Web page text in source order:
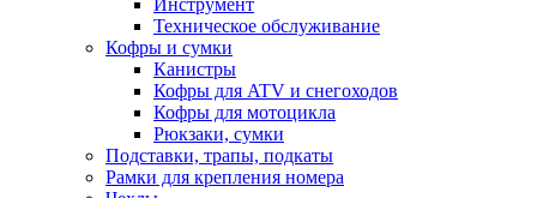
Инструмент
Техническое обслуживание
Кофры и сумки
Канистры
Кофры для ATV и снегоходов
Кофры для мотоцикла
Рюкзаки, сумки
Подставки, трапы, подкаты
Рамки для крепления номера